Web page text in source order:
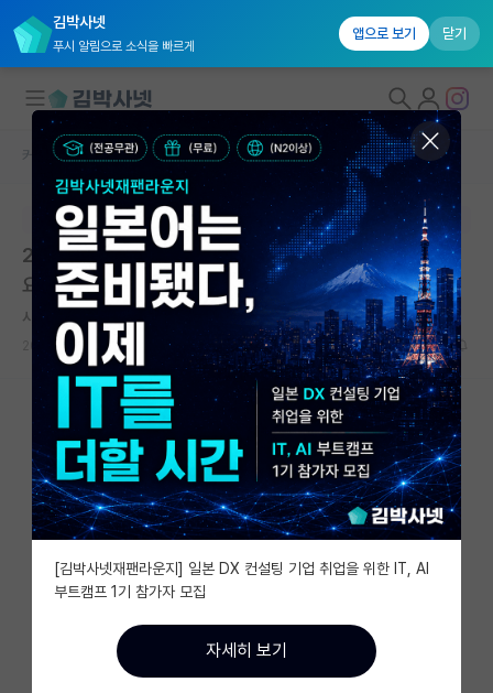
김박사넷
푸시 알림으로 소식을 빠르게
앱으로 보기 닫기
대학원생 모집
국내대학원 정보
연구실&오픈랩
커뮤니티
커뮤니티 홈
전체글보기
베스트 게시판
IF 명예의전당
자유 게시판(아무개랩)
미국 유학 게시판
미국 대학원 합격 후기 게시판
대학원생 모집 게시판
커뮤니티 홈 자유 게시판(아무개랩)
본문이 수정되지 않는 박제글입니다.
2번째 공동1저자는 논문 제출할 때는 따로 표기 안되나
요?
사려깊은 존 내시
2024.03.01 5 14955
[김박사넷재팬라운지] 일본 DX 컨설팅 기업 취업을 위한 IT, AI
부트캠프 1기 참가자 모집
자세히 보기